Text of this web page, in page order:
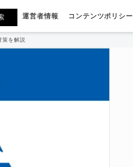
運営者情報 コンテンツポリシー
策を解説